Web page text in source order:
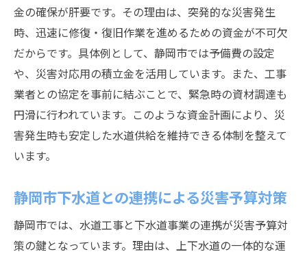
金の確保が肝要です。その理由は、突発的な災害発生
時、迅速に修復・復旧作業を進めるための資金が不可欠
だからです。具体例として、静岡市では予備費の設定
や、災害対応用の積立金を活用しています。また、工事
業者との協定を事前に結ぶことで、緊急時の資材調達も
円滑に行われています。このような資金計画により、災
害発生時も安定した水道供給を維持できる体制を整えて
います。
静岡市下水道との連携による災害予算対策
静岡市では、水道工事と下水道事業の連携が災害予算対
策の鍵となっています。理由は、上下水道の一体的な運